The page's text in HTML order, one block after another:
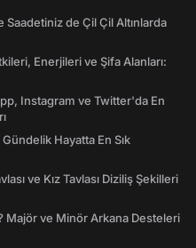
de Çil Çil Altınlarda
Enerjileri ve Şifa Alanları:
Instagram ve Twitter'da En
Hayatta En Sık
ve Kız Tavlası Diziliş Şekilleri
Majör ve Minör Arkana Desteleri